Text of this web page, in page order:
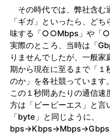
その時代では、弊社含む
「ギガ」といったら、ど
味する「○○Mbps」や「
実際のところ、当時は「
りませんでしたが、一般
期から現在に至るまで「１
のか」を各社競っています。
この１秒間あたりの通信
方は「ビーピーエス」と言
「byte」と同じように、
bps→Kbps→Mbps→Gbps